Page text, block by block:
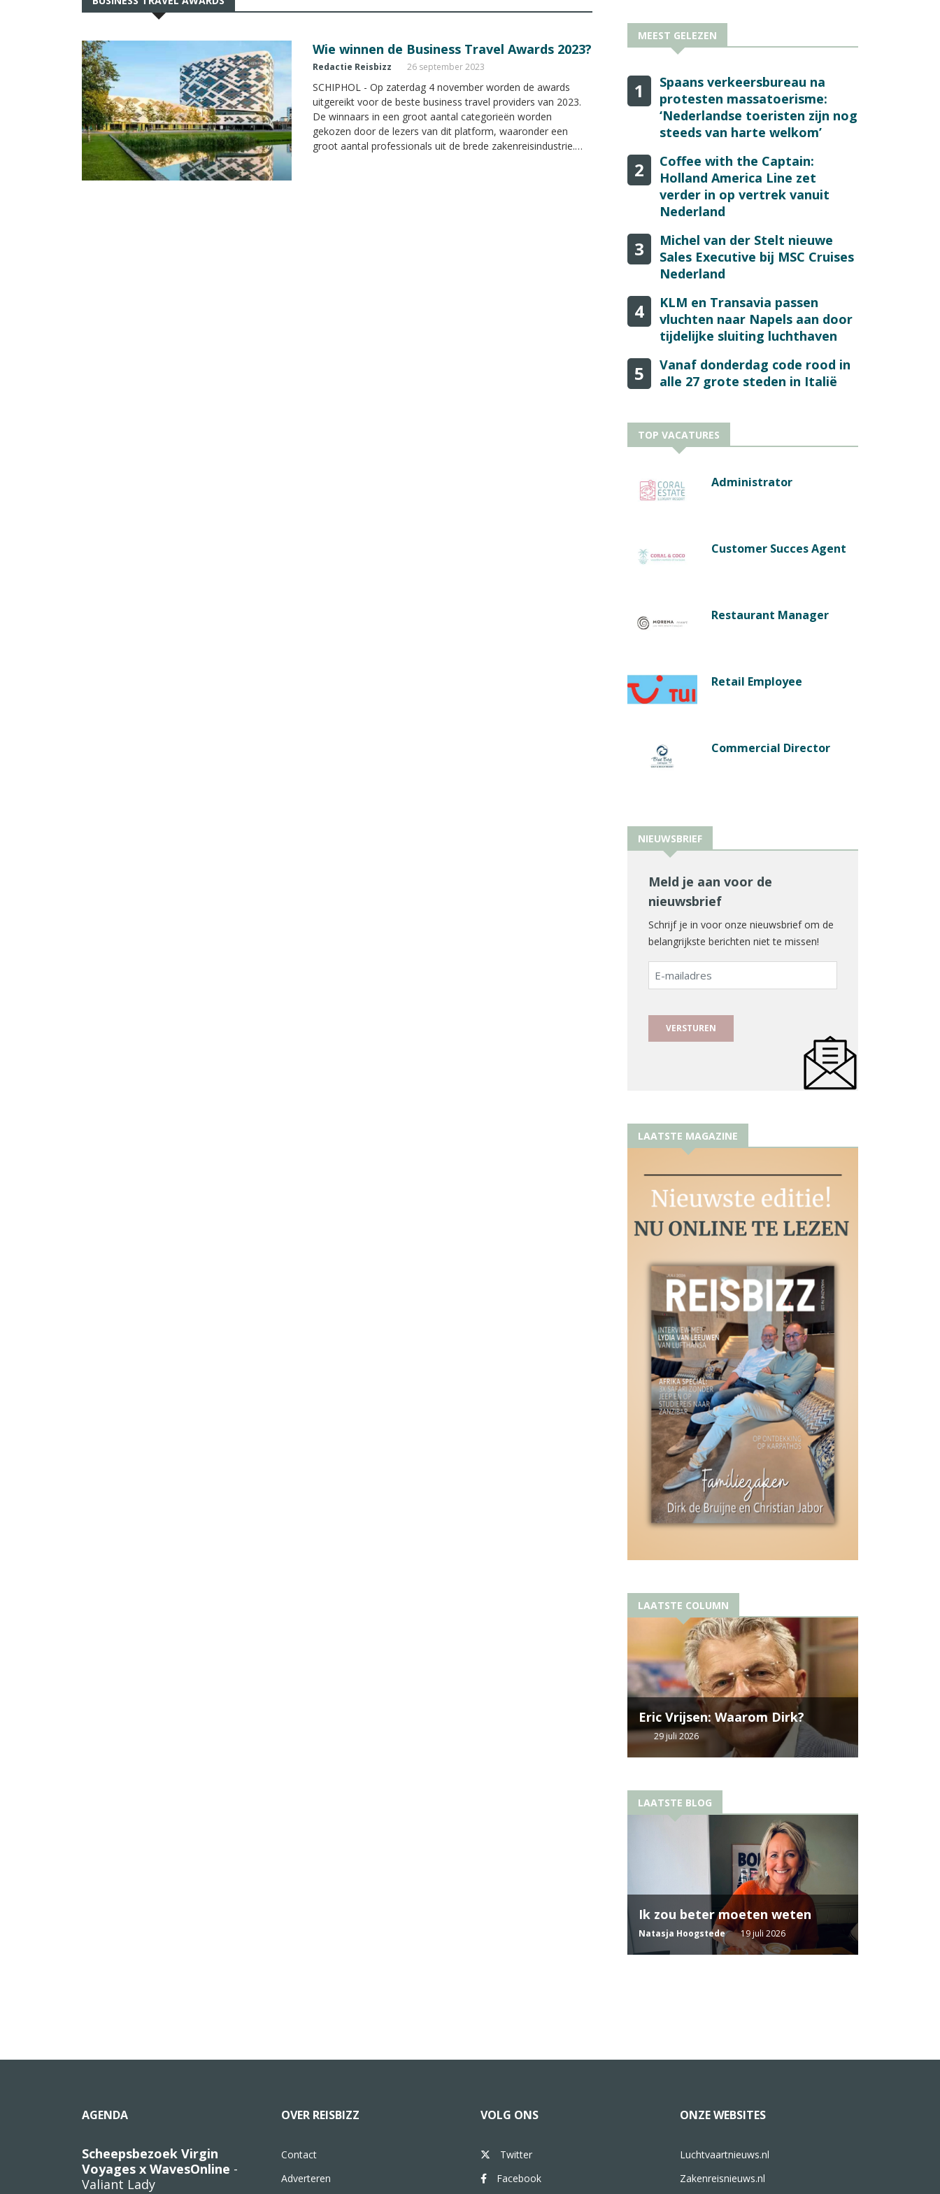
Wie winnen de Business Travel Awards 2023?
Redactie Reisbizz 26 september 2023
SCHIPHOL - Op zaterdag 4 november worden de awards
uitgereikt voor de beste business travel providers van 2023.
De winnaars in een groot aantal categorieën worden
gekozen door de lezers van dit platform, waaronder een
groot aantal professionals uit de brede zakenreisindustrie.
MEEST GELEZEN
1
Spaans verkeersbureau na
protesten massatoerisme:
‘Nederlandse toeristen zijn nog
steeds van harte welkom’
2
Coffee with the Captain:
Holland America Line zet
verder in op vertrek vanuit
Nederland
3
Michel van der Stelt nieuwe
Sales Executive bij MSC Cruises
Nederland
4
KLM en Transavia passen
vluchten naar Napels aan door
tijdelijke sluiting luchthaven
5
Vanaf donderdag code rood in
alle 27 grote steden in Italië
TOP VACATURES
Administrator
Customer Succes Agent
Restaurant Manager
Retail Employee
Commercial Director
NIEUWSBRIEF
Meld je aan voor de
nieuwsbrief
Schrijf je in voor onze nieuwsbrief om de
belangrijkste berichten niet te missen!
E-
mailadres
LAATSTE MAGAZINE
LAATSTE COLUMN
Eric Vrijsen: Waarom Dirk?
29 juli 2026
LAATSTE BLOG
Ik zou beter moeten weten
Natasja Hoogstede 19 juli 2026
AGENDA
Scheepsbezoek Virgin
Voyages x WavesOnline -
Valiant Lady
OVER REISBIZZ
Contact
Adverteren
VOLG ONS
Twitter
Facebook
ONZE WEBSITES
Luchtvaartnieuws.nl
Zakenreisnieuws.nl